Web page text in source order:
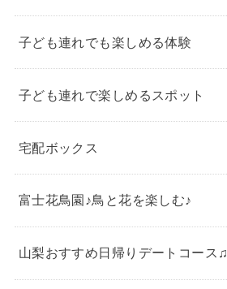
子ども連れでも楽しめる体験
子ども連れで楽しめるスポット
宅配ボックス
富士花鳥園♪鳥と花を楽しむ♪
山梨おすすめ日帰りデートコース♫